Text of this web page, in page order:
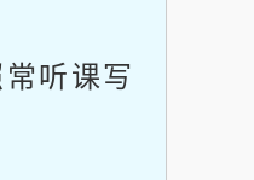
听课写